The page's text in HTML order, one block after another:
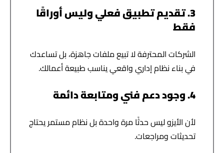
3. تقديم تطبيق فعلي وليس أوراقًا
فقط
الشركات المحترفة لا تبيع ملفات جاهزة، بل تساعدك
في بناء نظام إداري واقعي يناسب طبيعة أعمالك.
4. وجود دعم فني ومتابعة دائمة
لأن الأيزو ليس حدثًا مرة واحدة بل نظام مستمر يحتاج
تحديثات ومراجعات.